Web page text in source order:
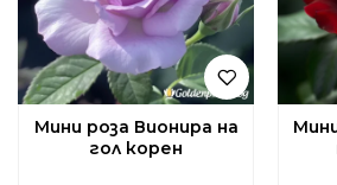
Мини роза Вионира на
гол корен